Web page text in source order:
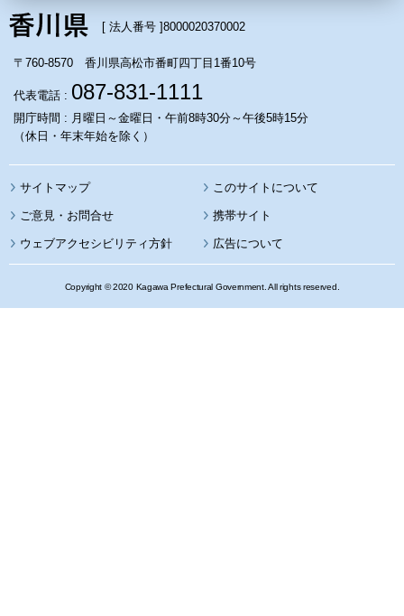
[ 法人番号 ]8000020370002
〒760-8570 香川県高松市番町四丁目1番10号
代表電話 : 087-831-1111
開庁時間 : 月曜日～金曜日・午前8時30分～午後5時15分
（休日・年末年始を除く）
サイトマップ このサイトについて
携帯サイト
ウェブアクセシビリティ方針 広告について
Copyright © 2020 Kagawa Prefectural Government. All rights reserved.